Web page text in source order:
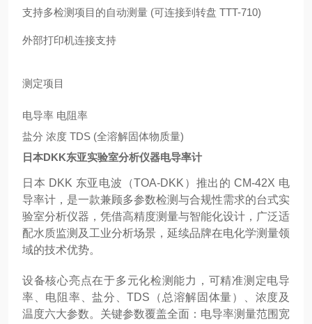
支持多检测项目的自动测量 (可连接到转盘 TTT-710)
外部打印机连接支持
测定项目
电导率 电阻率
盐分 浓度 TDS (全溶解固体物质量)
日本DKK东亚实验室分析仪器电导率计
日本 DKK 东亚电波（TOA-DKK）推出的 CM-42X 电
导率计，是一款兼顾多参数检测与合规性需求的台式实
验室分析仪器，凭借高精度测量与智能化设计，广泛适
配水质监测及工业分析场景，延续品牌在电化学测量领
域的技术优势。
设备核心亮点在于多元化检测能力，可精准测定电导
率、电阻率、盐分、TDS（总溶解固体量）、浓度及
温度六大参数。关键参数覆盖全面：电导率测量范围宽